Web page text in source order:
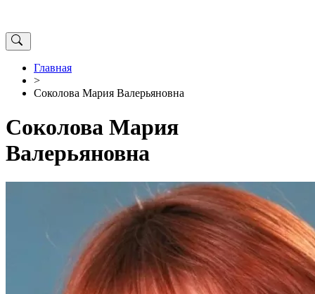
Главная
>
Соколова Мария Валерьяновна
Соколова Мария
Валерьяновна